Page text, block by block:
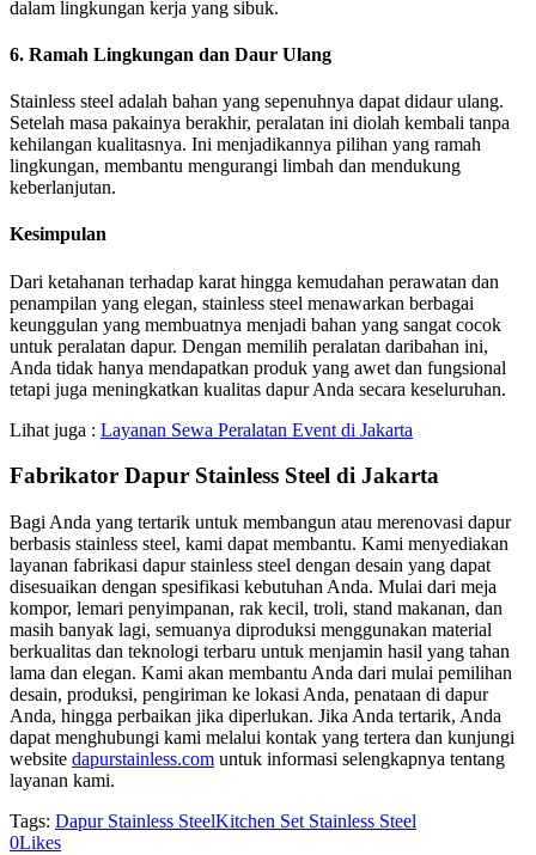
dalam lingkungan kerja yang sibuk.
6. Ramah Lingkungan dan Daur Ulang
Stainless steel adalah bahan yang sepenuhnya dapat didaur ulang.
Setelah masa pakainya berakhir, peralatan ini diolah kembali tanpa
kehilangan kualitasnya. Ini menjadikannya pilihan yang ramah
lingkungan, membantu mengurangi limbah dan mendukung
keberlanjutan.
Kesimpulan
Dari ketahanan terhadap karat hingga kemudahan perawatan dan
penampilan yang elegan, stainless steel menawarkan berbagai
keunggulan yang membuatnya menjadi bahan yang sangat cocok
untuk peralatan dapur. Dengan memilih peralatan daribahan ini,
Anda tidak hanya mendapatkan produk yang awet dan fungsional
tetapi juga meningkatkan kualitas dapur Anda secara keseluruhan.
Lihat juga : Layanan Sewa Peralatan Event di Jakarta
Fabrikator Dapur Stainless Steel di Jakarta
Bagi Anda yang tertarik untuk membangun atau merenovasi dapur
berbasis stainless steel, kami dapat membantu. Kami menyediakan
layanan fabrikasi dapur stainless steel dengan desain yang dapat
disesuaikan dengan spesifikasi kebutuhan Anda. Mulai dari meja
kompor, lemari penyimpanan, rak kecil, troli, stand makanan, dan
masih banyak lagi, semuanya diproduksi menggunakan material
berkualitas dan teknologi terbaru untuk menjamin hasil yang tahan
lama dan elegan. Kami akan membantu Anda dari mulai pemilihan
desain, produksi, pengiriman ke lokasi Anda, penataan di dapur
Anda, hingga perbaikan jika diperlukan. Jika Anda tertarik, Anda
dapat menghubungi kami melalui kontak yang tertera dan kunjungi
website dapurstainless.com untuk informasi selengkapnya tentang
layanan kami.
Tags: Dapur Stainless SteelKitchen Set Stainless Steel
0Likes